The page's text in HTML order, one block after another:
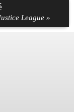
League »